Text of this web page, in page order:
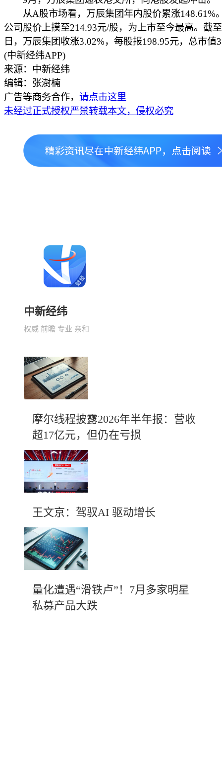
从A股市场看，万辰集团年内股价累涨148.61%
公司股价上摸至214.93元/股，为上市至今最高。截
日，万辰集团收涨3.02%，每股报198.95元，总市值
(中新经纬APP)
来源：中新经纬
编辑：张澍楠
广告等商务合作， 请点击这里
未经过正式授权严禁转载本文，侵权必究
中新经纬
权威 前瞻 专业 亲和
摩尔线程披露2026年半年报：营收
超17亿元，但仍在亏损
王文京：驾驭AI 驱动增长
量化遭遇“滑铁卢”！7月多家明星
私募产品大跌